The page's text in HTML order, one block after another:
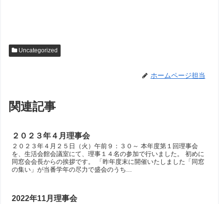
Uncategorized
ホームページ担当
関連記事
２０２３年４月理事会
２０２３年４月２５日（火）午前９：３０～ 本年度第１回理事会
を、生活会館会議室にて、理事１４名の参加で行いました。 初めに
同窓会会長からの挨拶です。 「昨年度末に開催いたしました「同窓
の集い」が当番学年の尽力で盛会のうち...
2022年11月理事会